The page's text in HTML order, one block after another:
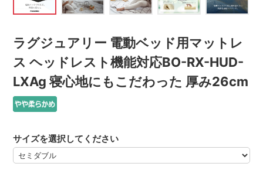
ラグジュアリー 電動ベッド用マットレ
ス ヘッドレスト機能対応BO-RX-HUD-
LXAg 寝心地にもこだわった 厚み26cm
サイズを選択してください